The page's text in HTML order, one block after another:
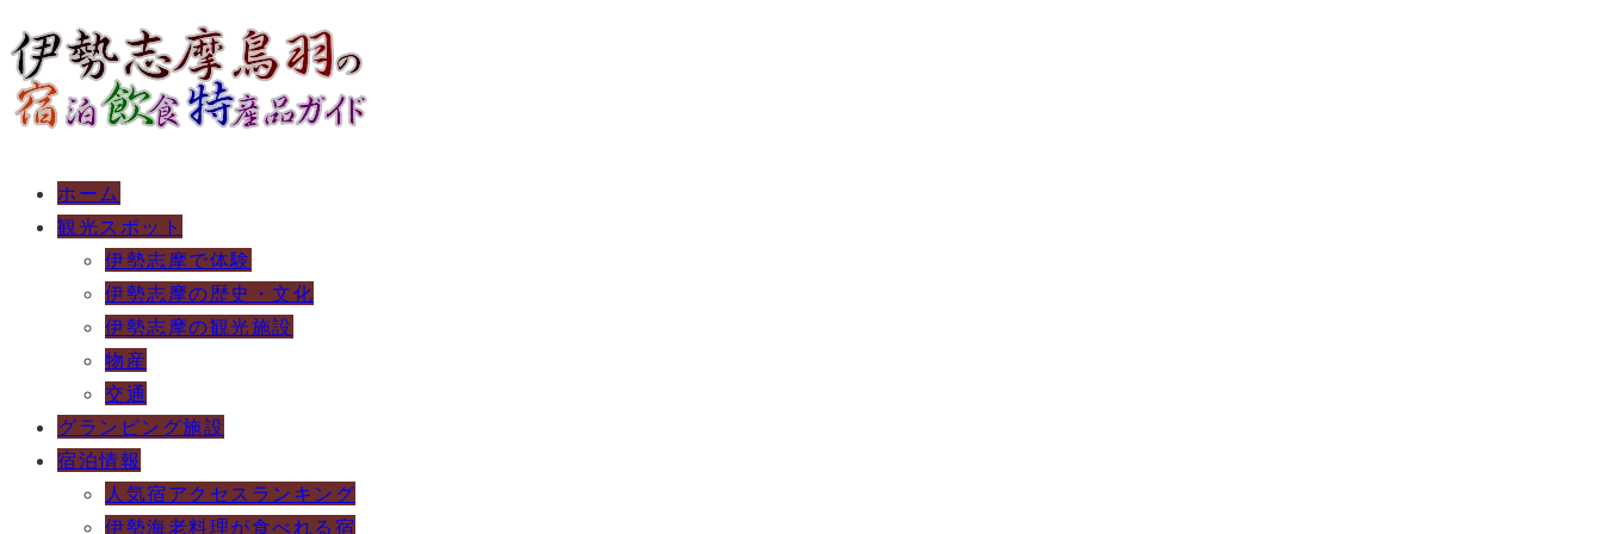
ホーム
観光スポット
伊勢志摩で体験
伊勢志摩の歴史・文化
伊勢志摩の観光施設
物産
交通
グランピング施設
宿泊情報
人気宿アクセスランキング
伊勢海老料理が食べれる宿